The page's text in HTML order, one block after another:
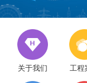
关于我们 工程